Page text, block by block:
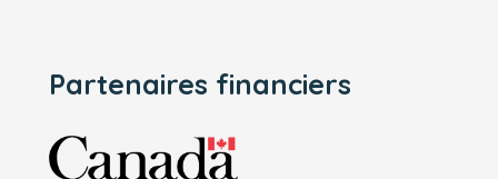
Partenaires financiers